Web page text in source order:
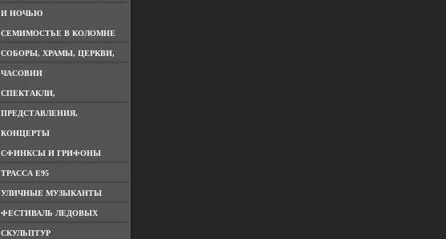
И НОЧЬЮ
СЕМИМОСТЬЕ В КОЛОМНЕ
СОБОРЫ, ХРАМЫ, ЦЕРКВИ,
ЧАСОВНИ
СПЕКТАКЛИ,
ПРЕДСТАВЛЕНИЯ,
КОНЦЕРТЫ
СФИНКСЫ И ГРИФОНЫ
ТРАССА Е95
УЛИЧНЫЕ МУЗЫКАНТЫ
ФЕСТИВАЛЬ ЛЕДОВЫХ
СКУЛЬПТУР